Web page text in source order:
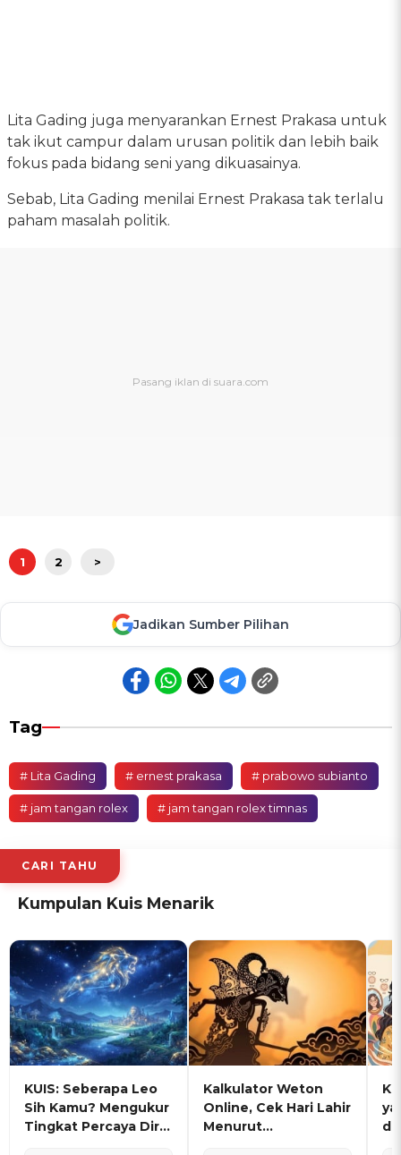
Lita Gading juga menyarankan Ernest Prakasa untuk
tak ikut campur dalam urusan politik dan lebih baik
fokus pada bidang seni yang dikuasainya.
Sebab, Lita Gading menilai Ernest Prakasa tak terlalu
paham masalah politik.
1 2 >
Jadikan Sumber Pilihan
Tag
# Lita Gading # ernest prakasa # prabowo subianto
# jam tangan rolex # jam tangan rolex timnas
CARI TAHU
Kumpulan Kuis Menarik
KUIS: Seberapa Leo
Sih Kamu? Mengukur
Tingkat Percaya Diri
Kalkulator Weton
Online, Cek Hari Lahir
Menurut